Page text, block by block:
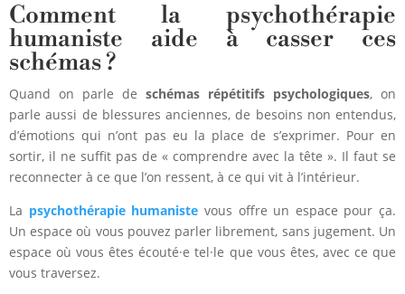
Comment la psychothérapie
humaniste aide à casser ces
schémas ?
Quand on parle de schémas répétitifs psychologiques, on
parle aussi de blessures anciennes, de besoins non entendus,
d’émotions qui n’ont pas eu la place de s’exprimer. Pour en
sortir, il ne suffit pas de « comprendre avec la tête ». Il faut se
reconnecter à ce que l’on ressent, à ce qui vit à l’intérieur.
La psychothérapie humaniste vous offre un espace pour ça.
Un espace où vous pouvez parler librement, sans jugement. Un
espace où vous êtes écouté·e tel·le que vous êtes, avec ce que
vous traversez.